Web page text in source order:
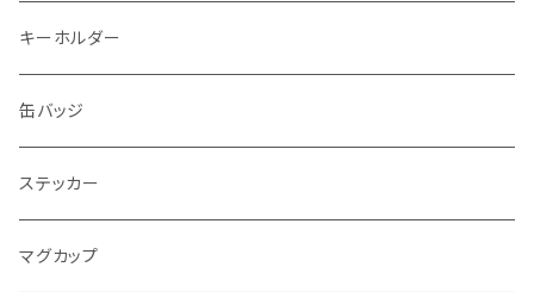
トートバッグ
キーホルダー
缶バッジ
ステッカー
マグカップ